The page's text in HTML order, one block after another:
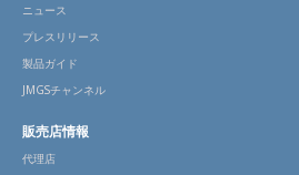
ニュース
プレスリリース
製品ガイド
JMGSチャンネル
販売店情報
代理店